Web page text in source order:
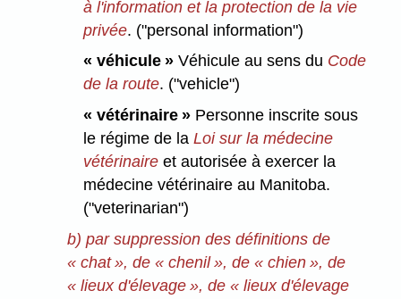
à l'information et la protection de la vie
privée. ("personal information")
« véhicule »Véhicule au sens du Code
de la route. ("vehicle")
« vétérinaire »Personne inscrite sous
le régime de la Loi sur la médecine
vétérinaireet autorisée à exercer la
médecine vétérinaire au Manitoba.
("veterinarian")
b) par suppression des définitions de
« chat », de « chenil », de « chien », de
« lieux d'élevage », de « lieux d'élevage